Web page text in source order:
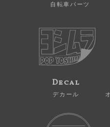
自転車パーツ
Decal
デカール